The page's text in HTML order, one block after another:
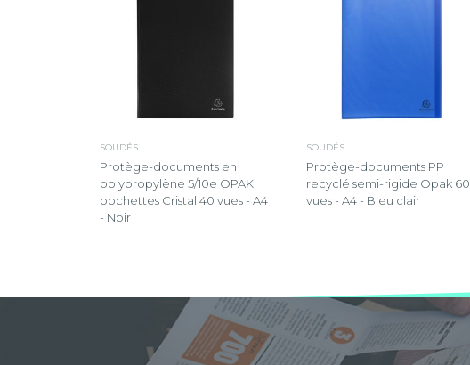
SOUDÉS
Protège-documents en
polypropylène 5/10e OPAK
pochettes Cristal 40 vues - A4
- Noir
SOUDÉS
Protège-documents PP
recyclé semi-rigide Opak 60
vues - A4 - Bleu clair